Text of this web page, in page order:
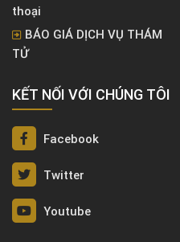
thoại
BÁO GIÁ DỊCH VỤ THÁM
TỬ
KẾT NỐI VỚI CHÚNG TÔI
Facebook
Twitter
Youtube